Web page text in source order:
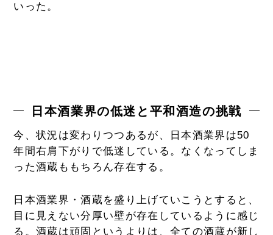
いった。
日本酒業界の低迷と平和酒造の挑戦
今、状況は変わりつつあるが、日本酒業界は50
年間右肩下がりで低迷している。なくなってしま
った酒蔵ももちろん存在する。
日本酒業界・酒蔵を盛り上げていこうとすると、
目に見えない分厚い壁が存在しているように感じ
る。酒蔵は頑固というよりは、全ての酒蔵が新し